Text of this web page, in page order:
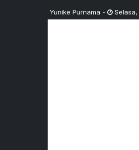
Yunike Purnama - Selasa,